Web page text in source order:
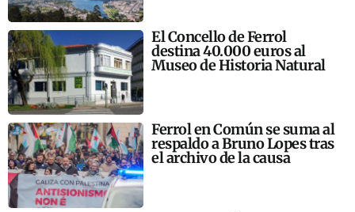
El Concello de Ferrol
destina 40.000 euros al
Museo de Historia Natural
Ferrol en Común se suma al
respaldo a Bruno Lopes tras
el archivo de la causa